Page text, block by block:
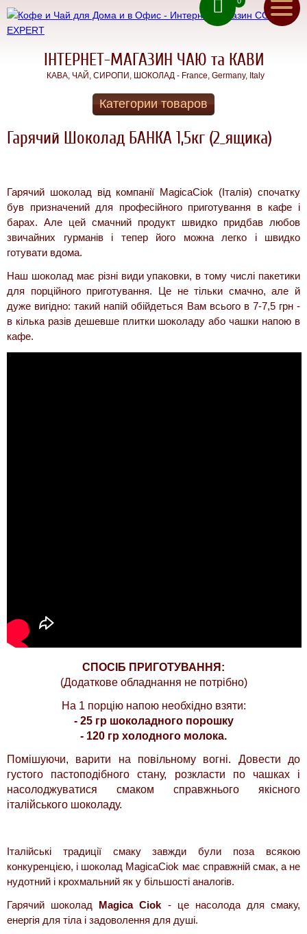
ІНТЕРНЕТ-МАГАЗИН ЧАЮ та КАВИ
КАВА, ЧАЙ, СИРОПИ, ШОКОЛАД - France, Germany, Italy
Оплата
Контакти
Про
нас
Відгуки
ru
ua
(050) 71 00 222
(067) 11 00 222
(093) 70 12 222
Категории товаров
Гарячий
ШОКОЛАД
Дому
КАВА В
ЗЕРНАХ
КАВА для
ДОМУ
АКЦІЇ!
Гарячий Шоколад БАНКА 1,5кг (2_ящика)
Гарячий шоколад від компанії MagicaCiok (Італія) спочатку
був призначений для професійного приготування в кафе і
барах. Але цей смачний продукт швидко придбав любов
звичайних гурманів і тепер його можна легко і швидко
готувати вдома.
Наш шоколад має різні види упаковки, в тому числі пакетики
для порційного приготування. Це не тільки смачно, але й
дуже вигідно: такий напій обійдеться Вам всього в 7-7,5 грн -
в кілька разів дешевше плитки шоколаду або чашки напою в
кафе.
СПОСІБ ПРИГОТУВАННЯ:
(Додаткове обладнання не потрібно)
На 1 порцію напою необхідно взяти:
- 25 гр шоколадного порошку
- 120 гр холодного молока.
Помішуючи, варити на повільному вогні. Довести до
густого пастоподібного стану, розкласти по чашках і
насолоджуватися смаком справжнього якісного
італійського шоколаду.
Італійські традиції смаку завжди були поза всякою
конкуренцією, і шоколад MagicaCiok має справжній смак, а не
нудотний і крохмальний як у більшості аналогів.
Гарячий шоколад Magica Ciok - це насолода для смаку,
енергія для тіла і задоволення для душі.